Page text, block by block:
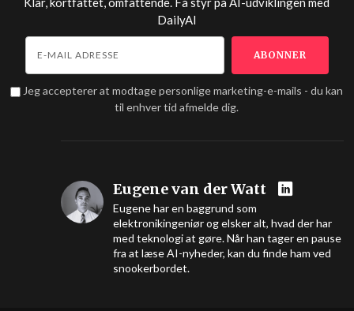
DailyAI
Jeg accepterer at modtage personlige marketing-e-mails - du kan
til enhver tid afmelde dig.
Eugene van der Watt
Eugene har en baggrund som
elektronikingeniør og elsker alt, hvad der har
med teknologi at gøre. Når han tager en pause
fra at læse AI-nyheder, kan du finde ham ved
snookerbordet.